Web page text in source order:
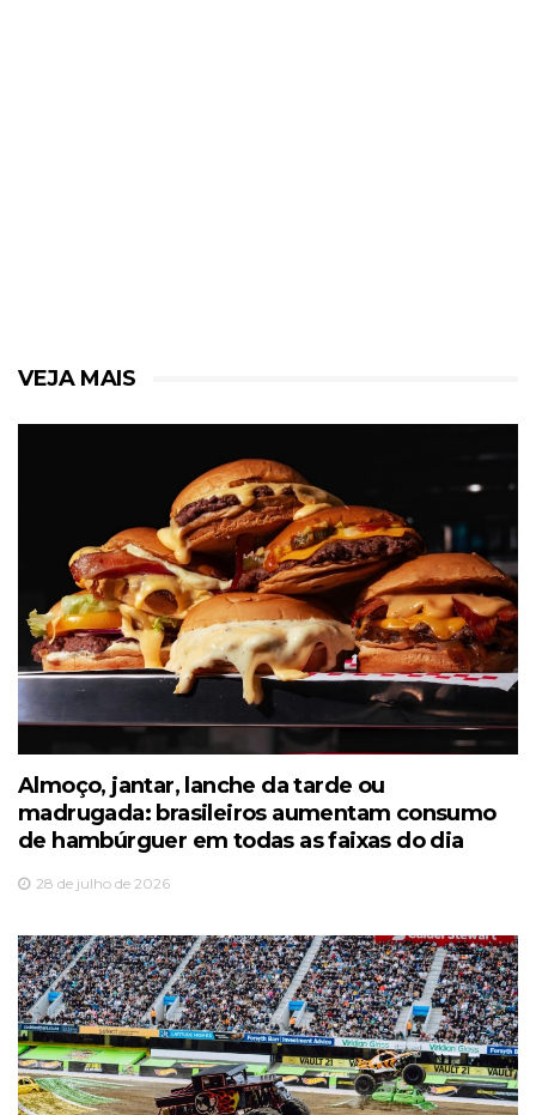
VEJA MAIS
Almoço, jantar, lanche da tarde ou
madrugada: brasileiros aumentam consumo
de hambúrguer em todas as faixas do dia
28 de julho de 2026